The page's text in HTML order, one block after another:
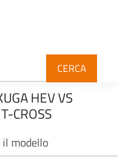
CERCA
HEV VS
CROSS